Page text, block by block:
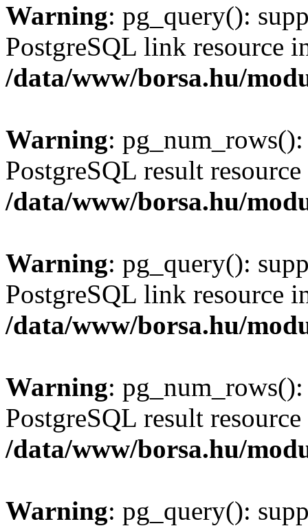
Warning: pg_query():
PostgreSQL link resource
/data/www/borsa.hu/
Warning:
PostgreSQL result
/data/www/borsa.hu/
Warning: pg_query():
PostgreSQL link resource
/data/www/borsa.hu/
Warning:
PostgreSQL result
/data/www/borsa.hu/
Warning: pg_query():